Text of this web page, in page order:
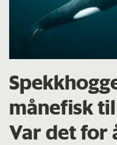
månefisk
Var det for